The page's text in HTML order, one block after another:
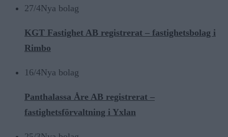
27/4Nya bolag
KGT Fastighet AB registrerat – fastighetsbolag i
Rimbo
16/4Nya bolag
Panthalassa Åre AB registrerat –
fastighetsförvaltning i Yxlan